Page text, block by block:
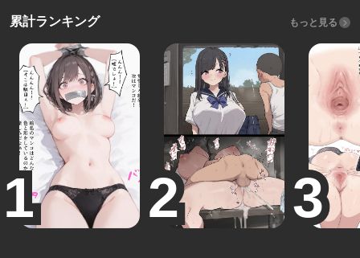
累計ランキング もっと見る